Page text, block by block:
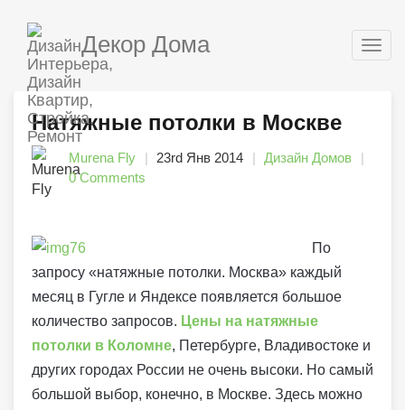
Декор Дома
Натяжные потолки в Москве
Murena Fly 23rd Янв 2014
Дизайн Домов
0 Comments
По
запросу «натяжные потолки. Москва» каждый
месяц в Гугле и Яндексе появляется большое
количество запросов. Цены на натяжные
потолки в Коломне, Петербурге, Владивостоке и
других городах России не очень высоки. Но самый
большой выбор, конечно, в Москве. Здесь можно